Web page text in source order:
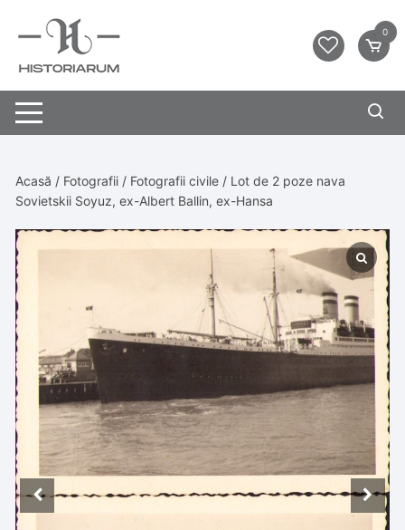
0
Acasă / Fotografii / Fotografii civile / Lot de 2 poze nava
Sovietskii Soyuz, ex-Albert Ballin, ex-Hansa